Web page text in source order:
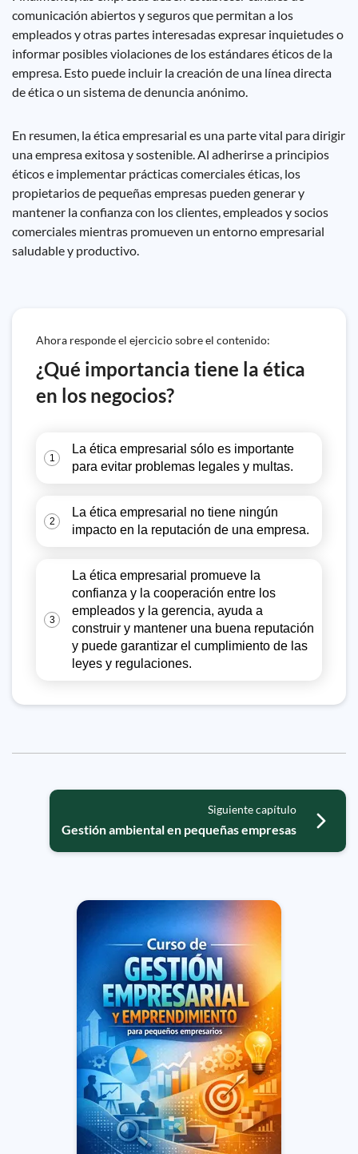
comunicación abiertos y seguros que permitan a los
empleados y otras partes interesadas expresar inquietudes o
informar posibles violaciones de los estándares éticos de la
empresa. Esto puede incluir la creación de una línea directa
de ética o un sistema de denuncia anónimo.
En resumen, la ética empresarial es una parte vital para dirigir
una empresa exitosa y sostenible. Al adherirse a principios
éticos e implementar prácticas comerciales éticas, los
propietarios de pequeñas empresas pueden generar y
mantener la confianza con los clientes, empleados y socios
comerciales mientras promueven un entorno empresarial
saludable y productivo.
Ahora responde el ejercicio sobre el contenido:
¿Qué importancia tiene la ética
en los negocios?
1
La ética empresarial sólo es importante
para evitar problemas legales y multas.
2
La ética empresarial no tiene ningún
impacto en la reputación de una empresa.
3
La ética empresarial promueve la
confianza y la cooperación entre los
empleados y la gerencia, ayuda a
construir y mantener una buena reputación
y puede garantizar el cumplimiento de las
leyes y regulaciones.
Siguiente capítulo
Gestión ambiental en pequeñas empresas